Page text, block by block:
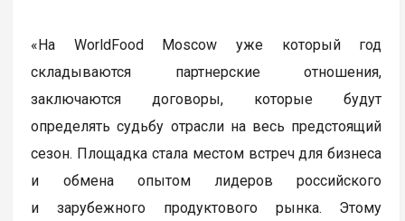
«На WorldFood Moscow уже который год
складываются партнерские отношения,
заключаются договоры, которые будут
определять судьбу отрасли на весь предстоящий
сезон. Площадка стала местом встреч для бизнеса
и обмена опытом лидеров российского
и зарубежного продуктового рынка. Этому